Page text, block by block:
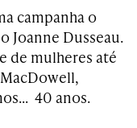
campanha o
Joanne Dusseau.
de mulheres até
40 anos.